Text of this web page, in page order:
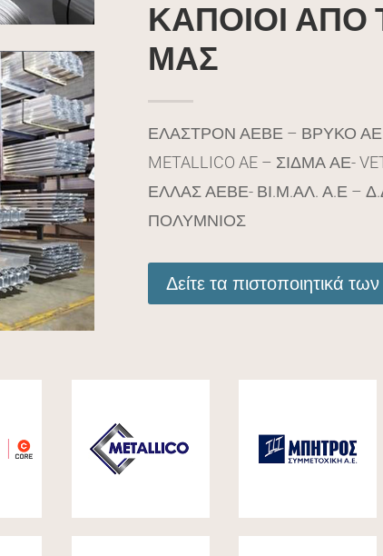
ΚΑΠΟΙΟΙ ΑΠΟ
ΜΑΣ
ΕΛΑΣΤΡΟΝ ΑΕΒΕ – ΒΡΥΚΟ
METALLICO AE – ΣΙΔΜΑ ΑΕ-
ΕΛΛΑΣ ΑΕΒΕ- ΒΙ.Μ.ΑΛ. Α.Ε –
ΠΟΛΥΜΝΙΟΣ
Δείτε τα πιστοποιητικά